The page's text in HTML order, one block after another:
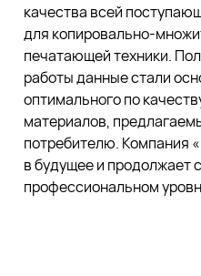
качества всей
для копировально-
печатающей техники.
работы данные стали
оптимального по
материалов,
потребителю. Компания
в будущее и продолжает
профессиональном